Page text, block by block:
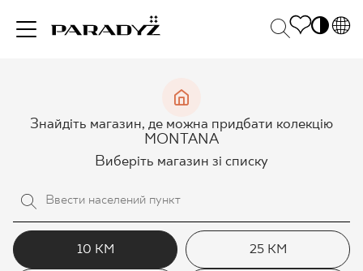
DE
НАТХНЕННЯ
ПРОДУКЦІЯ
КОЛЕКЦІЯ
Знайдіть магазин, де можна придбати колекцію
MONTANA
Виберіть магазин зі списку
10 КМ 25 КМ